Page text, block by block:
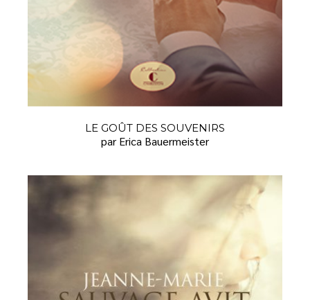
LE GOÛT DES SOUVENIRS
par Erica Bauermeister